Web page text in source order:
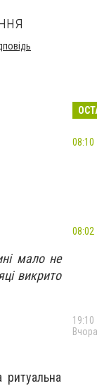
мало не
викрито
08:10
08:02
19:10
Вчора